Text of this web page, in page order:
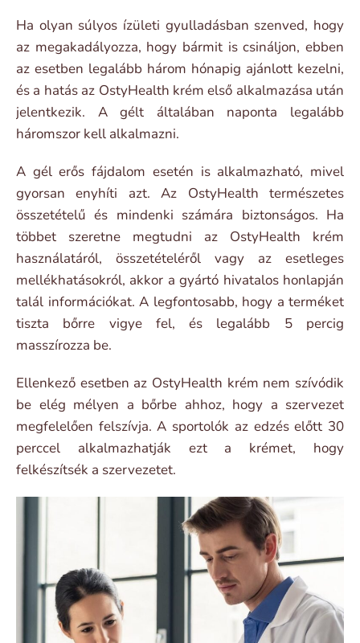
Ha olyan súlyos ízületi gyulladásban szenved, hogy
az megakadályozza, hogy bármit is csináljon, ebben
az esetben legalább három hónapig ajánlott kezelni,
és a hatás az OstyHealth krém első alkalmazása után
jelentkezik. A gélt általában naponta legalább
háromszor kell alkalmazni.
A gél erős fájdalom esetén is alkalmazható, mivel
gyorsan enyhíti azt. Az OstyHealth természetes
összetételű és mindenki számára biztonságos. Ha
többet szeretne megtudni az OstyHealth krém
használatáról, összetételéről vagy az esetleges
mellékhatásokról, akkor a gyártó hivatalos honlapján
talál információkat. A legfontosabb, hogy a terméket
tiszta bőrre vigye fel, és legalább 5 percig
masszírozza be.
Ellenkező esetben az OstyHealth krém nem szívódik
be elég mélyen a bőrbe ahhoz, hogy a szervezet
megfelelően felszívja. A sportolók az edzés előtt 30
perccel alkalmazhatják ezt a krémet, hogy
felkészítsék a szervezetet.